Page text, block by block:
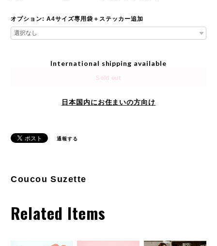
オプション: A4サイズ専用袋＋ステッカー追加
International shipping available
Sold out
日本国内にお住まいの方向け
通報する
Coucou Suzette
Related Items